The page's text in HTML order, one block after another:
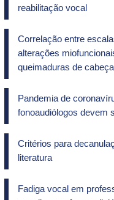
reabilitação vocal
Correlação entre
alterações
queimaduras de
Pandemia de
fonoaudiólogos devem
Critérios para
literatura
Fadiga vocal em